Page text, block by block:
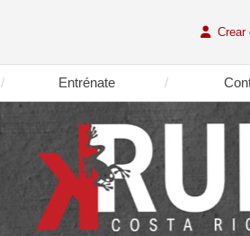
Crear
Entrénate